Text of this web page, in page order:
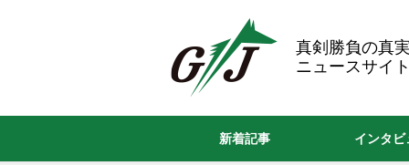
真剣勝負の真
ニュースサイ
新着記事 インタビ